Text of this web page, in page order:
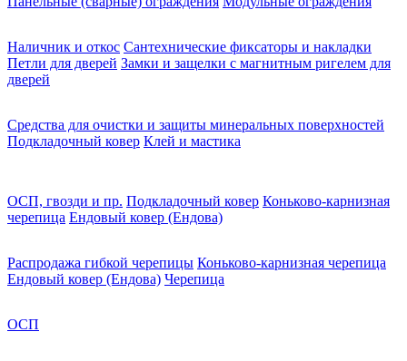
Наличник и откос Сантехнические фиксаторы и накладки
Петли для дверей Замки и защелки с магнитным ригелем для
дверей
Средства для очистки и защиты минеральных поверхностей
Подкладочный ковер Клей и мастика
ОСП, гвозди и пр. Подкладочный ковер Коньково-карнизная
черепица Ендовый ковер (Ендова)
Распродажа гибкой черепицы Коньково-карнизная черепица
Ендовый ковер (Ендова) Черепица
ОСП